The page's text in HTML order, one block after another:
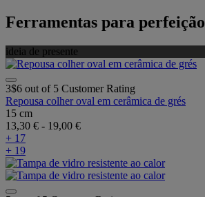
Ferramentas para perfeição
ideia de presente
3$6 out of 5 Customer Rating
Repousa colher oval em cerâmica de grés
15 cm
13,30 € - 19,00 €
+ 17
+ 19